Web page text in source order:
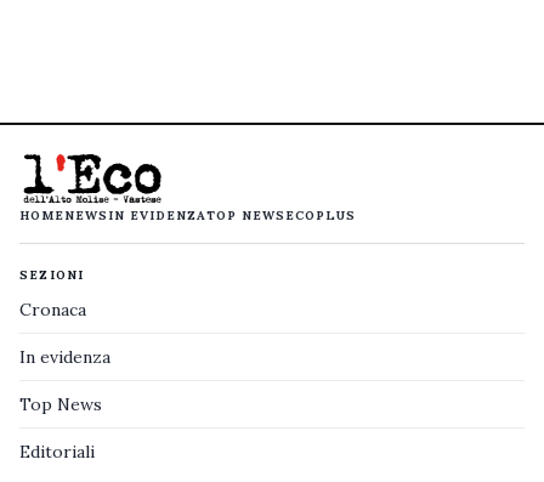
HOMENEWS IN EVIDENZATOP NEWS ECOPLUS
SEZIONI
Cronaca
In evidenza
Top News
Editoriali